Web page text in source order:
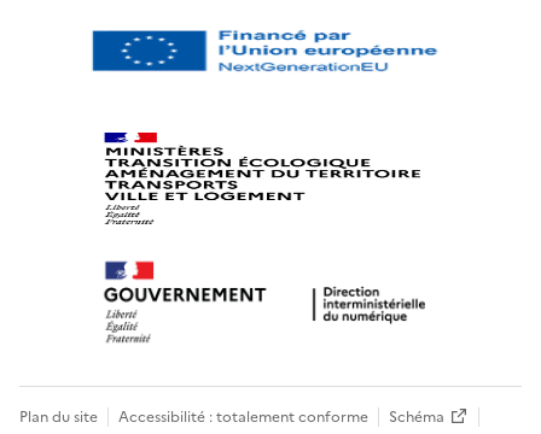
Plan du site Accessibilité : totalement conforme
Schéma